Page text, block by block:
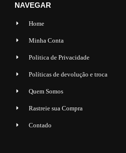
NAVEGAR
Home
Minha Conta
Politica de Privacidade
Políticas de devolução e troca
Quem Somos
Rastreie sua Compra
Contado